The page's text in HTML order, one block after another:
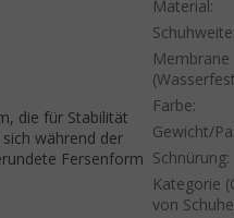
die für Stabilität
während der
Fersenform
Material:
Schuhweite
Membrane
Farbe:
Gewicht/
Schnürung:
Kategorie
von